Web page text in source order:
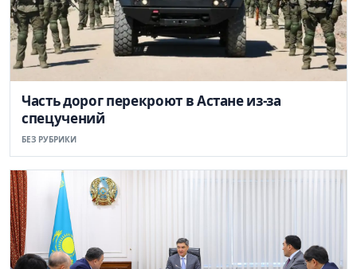
Часть дорог перекроют в Астане из-за
спецучений
БЕЗ РУБРИКИ